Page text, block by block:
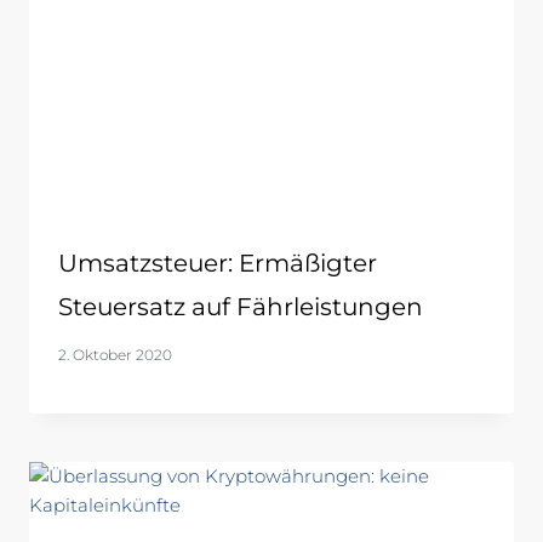
Umsatzsteuer: Ermäßigter
Steuersatz auf Fährleistungen
2. Oktober 2020